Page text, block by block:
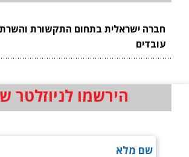
חברה ישראלית בתחום התקשורת
עובדים
הירשמו לניוזלטר